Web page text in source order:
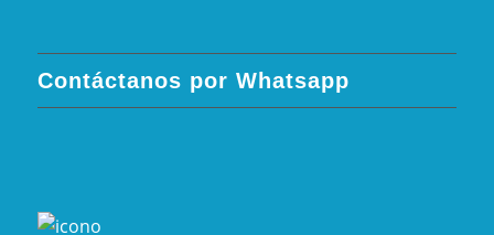
Contáctanos por Whatsapp